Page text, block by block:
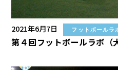
2021年6月7日 フットボールラ
第４回フットボールラボ（